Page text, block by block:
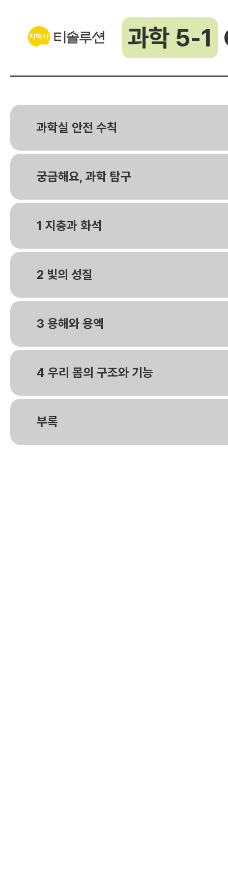
과학 5-1
과학실 안전 수칙
궁금해요, 과학 탐구
1 지층과 화석
2 빛의 성질
3 용해와 용액
4 우리 몸의 구조와 기능
부록